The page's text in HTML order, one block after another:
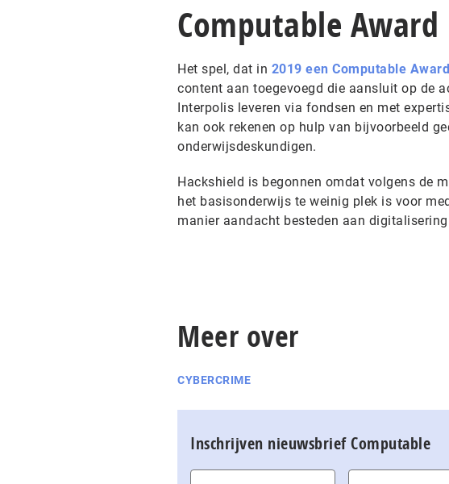
Computable Award
Het spel, dat in 2019 een Computable Award
content aan toegevoegd die aansluit op de
Interpolis leveren via fondsen en met
kan ook rekenen op hulp van bijvoorbeeld
onderwijsdeskundigen.
Hackshield is begonnen omdat volgens de
het basisonderwijs te weinig plek is voor
manier aandacht besteden aan
Meer over
CYBERCRIME
Inschrijven nieuwsbrief Computable